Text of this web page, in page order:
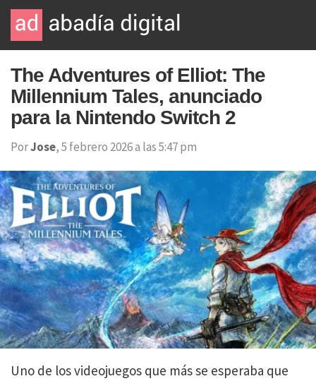
The Adventures of Elliot: The
Millennium Tales, anunciado
para la Nintendo Switch 2
PorJose, 5 febrero 2026 a las 5:47 pm
Uno de los videojuegos que más se esperaba que